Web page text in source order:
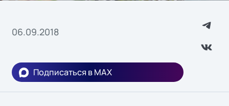
06.09.2018
Подписаться в MAX